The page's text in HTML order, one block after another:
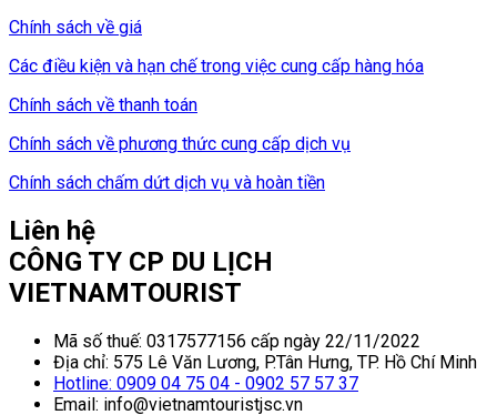
Chính sách về giá
Các điều kiện và hạn chế trong việc cung cấp hàng hóa
Chính sách về thanh toán
Chính sách về phương thức cung cấp dịch vụ
Chính sách chấm dứt dịch vụ và hoàn tiền
Liên hệ
CÔNG TY CP DU LỊCH
VIETNAMTOURIST
Mã số thuế: 0317577156 cấp ngày 22/11/2022
Địa chỉ: 575 Lê Văn Lương, P.Tân Hưng, TP. Hồ Chí Minh
Hotline: 0909 04 75 04 - 0902 57 57 37
Email: info@vietnamtouristjsc.vn